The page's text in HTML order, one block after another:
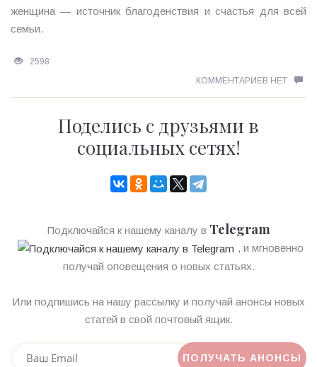
женщина — источник благоденствия и счастья для всей
семьи.
2598
КОММЕНТАРИЕВ НЕТ
Поделись с друзьями в
социальных сетях!
Подключайся к нашему каналу в Telegram
, и мгновенно
получай оповещения о новых статьях.
Или подпишись на нашу рассылку и получай анонсы новых
статей в свой почтовый ящик.